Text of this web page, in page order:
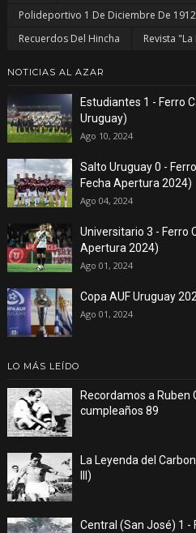
Polideportivo 1 De Diciembre De 1912
Recuerdos Del Hincha
Revista
NOTICIAS AL AZAR
Estudiantes 1 - Ferro
Uruguay)
Ago 10, 2024
Salto Uruguay 0 -
Fecha Apertura 2024)
Ago 04, 2024
Universitario 3 - Ferro
Apertura 2024)
Ago 01, 2024
Copa AUF Uruguay
Ago 01, 2024
LO MÁS LEÍDO
Recordamos a Ruben
cumpleaños 89
La Leyenda del
III)
Central (San José) 1 -